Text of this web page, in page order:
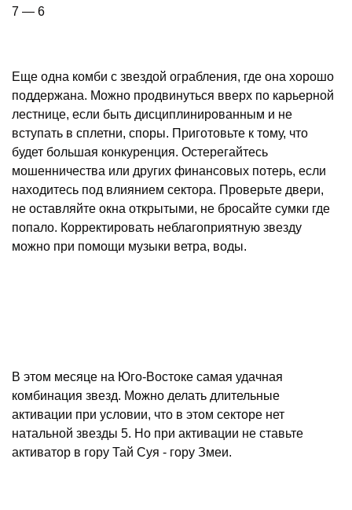
7 — 6
Еще одна комби с звездой ограбления, где она хорошо
поддержана. Можно продвинуться вверх по карьерной
лестнице, если быть дисциплинированным и не
вступать в сплетни, споры. Приготовьте к тому, что
будет большая конкуренция. Остерегайтесь
мошенничества или других финансовых потерь, если
находитесь под влиянием сектора. Проверьте двери,
не оставляйте окна открытыми, не бросайте сумки где
попало. Корректировать неблагоприятную звезду
можно при помощи музыки ветра, воды.
В этом месяце на Юго-Востоке самая удачная
комбинация звезд. Можно делать длительные
активации при условии, что в этом секторе нет
натальной звезды 5. Но при активации не ставьте
активатор в гору Тай Суя - гору Змеи.